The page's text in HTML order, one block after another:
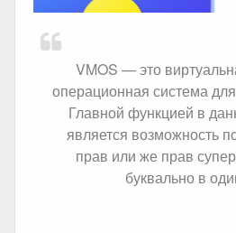
VMOS — это
операционная система
Главной функцией в
является возможность
прав или же прав
буквально в